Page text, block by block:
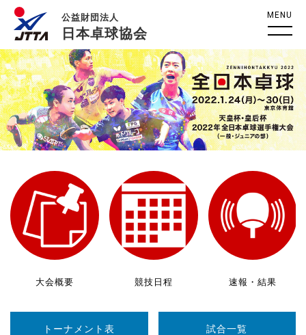
公益財団法人
日本卓球協会
MENU
大会概要 競技日程 速報・結果
トーナメント表 試合一覧